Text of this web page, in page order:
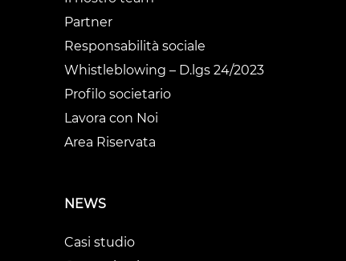
Partner
Responsabilità sociale
Whistleblowing – D.lgs 24/2023
Profilo societario
Lavora con Noi
Area Riservata
NEWS
Casi studio